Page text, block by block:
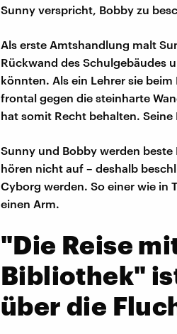
Sunny verspricht, Bobby zu
Als erste Amtshandlung malt
Rückwand des Schulgebäudes
könnten. Als ein Lehrer sie
frontal gegen die steinharte
hat somit Recht behalten.
Sunny und Bobby werden
hören nicht auf – deshalb
Cyborg werden. So einer wie in
einen Arm.
"Die Reise
Bibliothek"
über die